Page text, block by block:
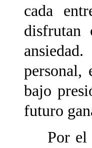
cada
disfrutan
personal,
bajo
futuro
Por el